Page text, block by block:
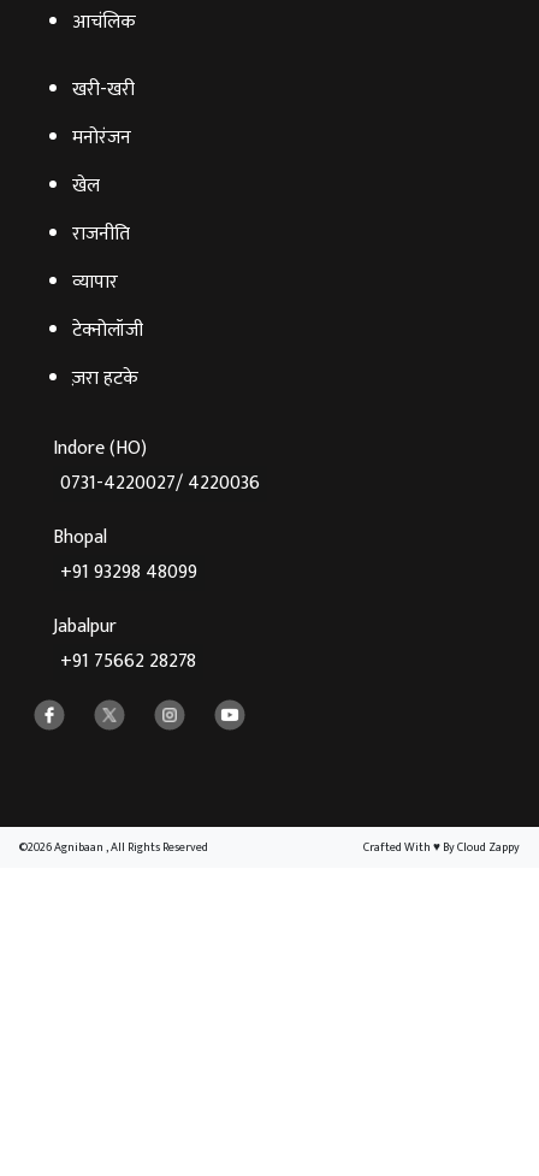
आचंलिक
खरी-खरी
मनोरंजन
खेल
राजनीति
व्‍यापार
टेक्‍नोलॉजी
ज़रा हटके
Indore (HO)
0731-4220027/ 4220036
Bhopal
+91 93298 48099
Jabalpur
+91 75662 28278
©2026 Agnibaan , All Rights Reserved Crafted With♥By Cloud Zappy